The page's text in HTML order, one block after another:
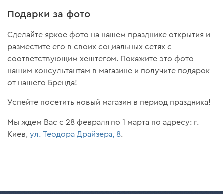
Подарки за фото
Сделайте яркое фото на нашем празднике открытия и
разместите его в своих социальных сетях с
соответствующим хештегом. Покажите это фото
нашим консультантам в магазине и получите подарок
от нашего Бренда!
Успейте посетить новый магазин в период праздника!
Мы ждем Вас с 28 февраля по 1 марта по адресу: г.
Киев,ул. Теодора Драйзера, 8.